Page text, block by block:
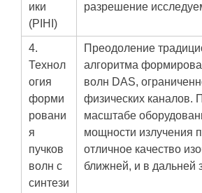
ики
(PIHI)
разрешение
4.
Технол
огия
форми
ровани
я
пучков
волн с
синтези
Преодоление
алгоритма
волн DAS,
физических каналов.
масштабе
мощности излучения
отличное качество
ближней, и в дальней